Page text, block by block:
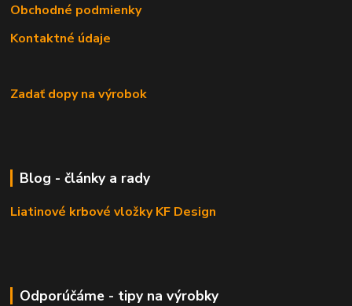
Obchodné podmienky
Kontaktné údaje
Zadať dopy na výrobok
Blog - články a rady
Liatinové krbové vložky KF Design
Odporúčáme - tipy na výrobky